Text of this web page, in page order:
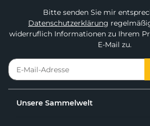
Bitte senden Sie mir
Datenschutzerklärung
widerruflich Informationen zu Ihrem
E-Mail zu.
Unsere Sammelwelt